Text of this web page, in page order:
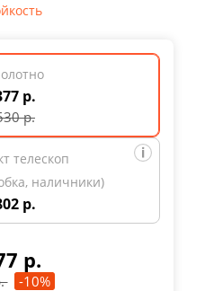
р.
-10%
р.
р.
телескоп
наличники)
р.